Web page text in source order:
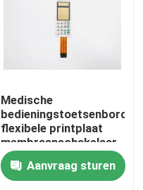
Medische
flexibele printplaat
membraanschakelaar
met gedrukte zilveren
geleider levensduur
Aanvraag sturen